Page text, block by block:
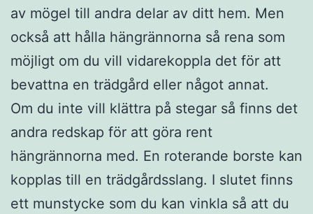
av mögel till andra delar av ditt hem. Men
också att hålla hängrännorna så rena som
möjligt om du vill vidarekoppla det för att
bevattna en trädgård eller något annat.
Om du inte vill klättra på stegar så finns det
andra redskap för att göra rent
hängrännorna med. En roterande borste kan
kopplas till en trädgårdsslang. I slutet finns
ett munstycke som du kan vinkla så att du